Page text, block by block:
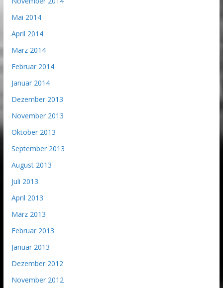
Mai 2014
April 2014
März 2014
Februar 2014
Januar 2014
Dezember 2013
November 2013
Oktober 2013
September 2013
August 2013
Juli 2013
April 2013
März 2013
Februar 2013
Januar 2013
Dezember 2012
November 2012